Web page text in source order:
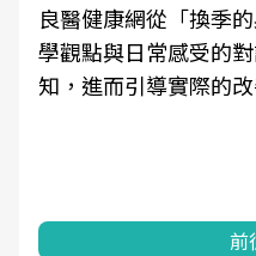
良醫健康網從「換季
學觀點與日常感受的
知，進而引導實際的改
前